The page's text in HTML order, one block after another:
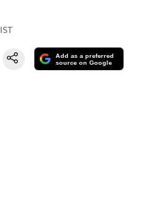
IST
Add as a preferred
source on Google